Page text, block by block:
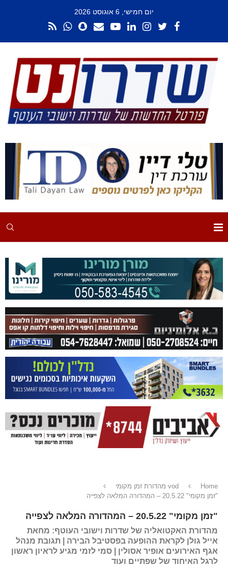
יום חמישי, 6 אוגוסט 2026
Home
vod מהדורת זמן מקומי
"זמן מקומי" 20.5.22 – המהדורה המלאה לצפייה
"זמן מקומי" 20.5.22 – המהדורה המלאה לצפייה
מהדורת האקטואליה של שדרות וישובי העוטף: מחאת
אייל גולן לקראת ההופעה בפסטיבל הבירה | תגובת מנהל
אגף האירועים אופיר אסולין | סמי לזמי מגיע לראיון ראשון
לרגל האיחוד של שפתיים ועוד